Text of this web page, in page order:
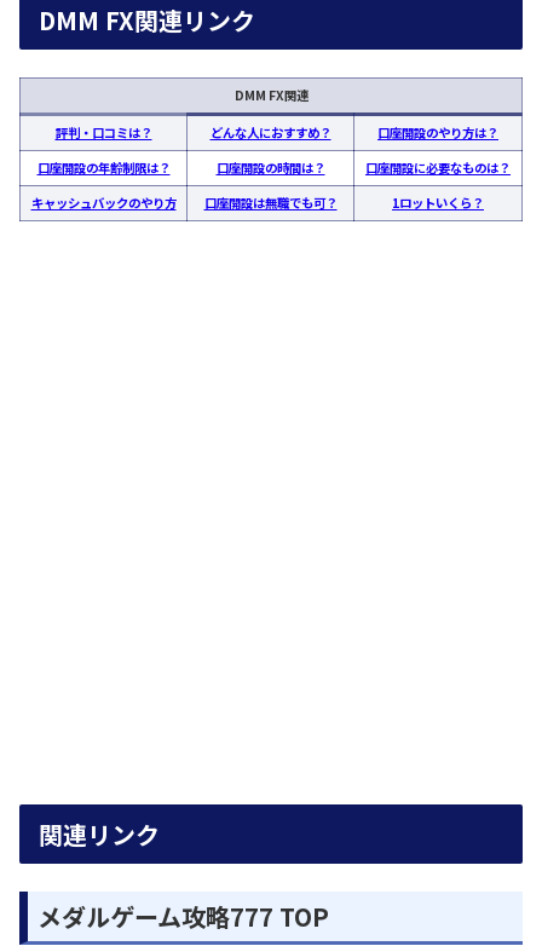
DMM FX関連リンク
DMM FX関連
評判・口コミは？ どんな人におすすめ？
口座開設のやり方は？
口座開設の年齢制限は？
口座開設の時間は？
口座開設に必要なものは？
キャッシュバックのやり方
口座開設は無職でも可？ 1ロットいくら？
関連リンク
メダルゲーム攻略777 TOP